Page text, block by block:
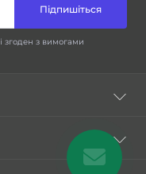
Підпишіться
і згоден з вимогами